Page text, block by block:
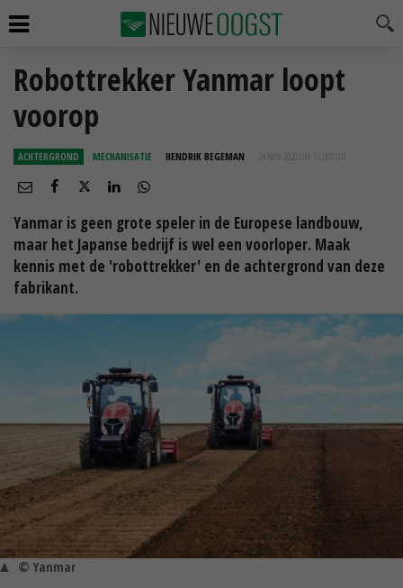
Robottrekker Yanmar loopt
voorop
ACHTERGROND MECHANISATIE HENDRIK BEGEMAN 24 NOV 2020 OM 13:00
Yanmar is geen grote speler in de Europese landbouw,
maar het Japanse bedrijf is wel een voorloper. Maak
kennis met de 'robottrekker' en de achtergrond van deze
fabrikant.
© Yanmar